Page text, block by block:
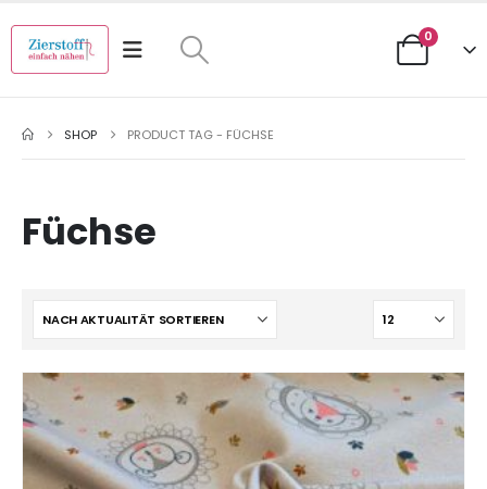
0
SHOP PRODUCT TAG - FÜCHSE
Füchse